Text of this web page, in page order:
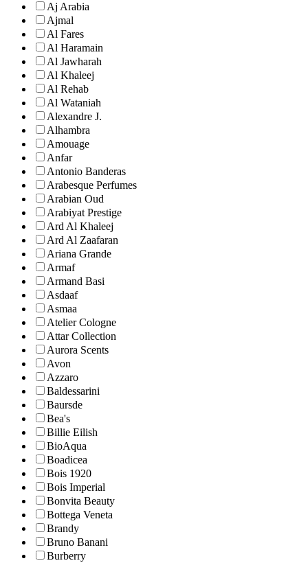
Aj Arabia
Ajmal
Al Fares
Al Haramain
Al Jawharah
Al Khaleej
Al Rehab
Al Wataniah
Alexandre J.
Alhambra
Amouage
Anfar
Antonio Banderas
Arabesque Perfumes
Arabian Oud
Arabiyat Prestige
Ard Al Khaleej
Ard Al Zaafaran
Ariana Grande
Armaf
Armand Basi
Asdaaf
Asmaa
Atelier Cologne
Attar Collection
Aurora Scents
Avon
Azzaro
Baldessarini
Baursde
Bea's
Billie Eilish
BioAqua
Boadicea
Bois 1920
Bois Imperial
Bonvita Beauty
Bottega Veneta
Brandy
Bruno Banani
Burberry